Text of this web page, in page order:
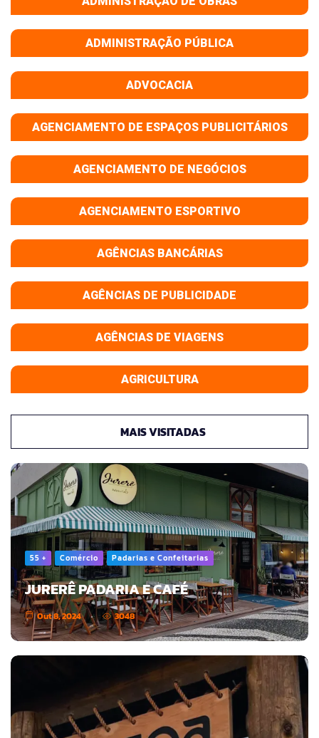
ADMINISTRAÇÃO PÚBLICA
ADVOCACIA
AGENCIAMENTO DE ESPAÇOS PUBLICITÁRIOS
AGENCIAMENTO DE NEGÓCIOS
AGENCIAMENTO ESPORTIVO
AGÊNCIAS BANCÁRIAS
AGÊNCIAS DE PUBLICIDADE
AGÊNCIAS DE VIAGENS
AGRICULTURA
MAIS VISITADAS
55 + Comércio Padarias e Confeitarias
JURERÊ PADARIA E CAFÉ
Out 8, 2024 3048